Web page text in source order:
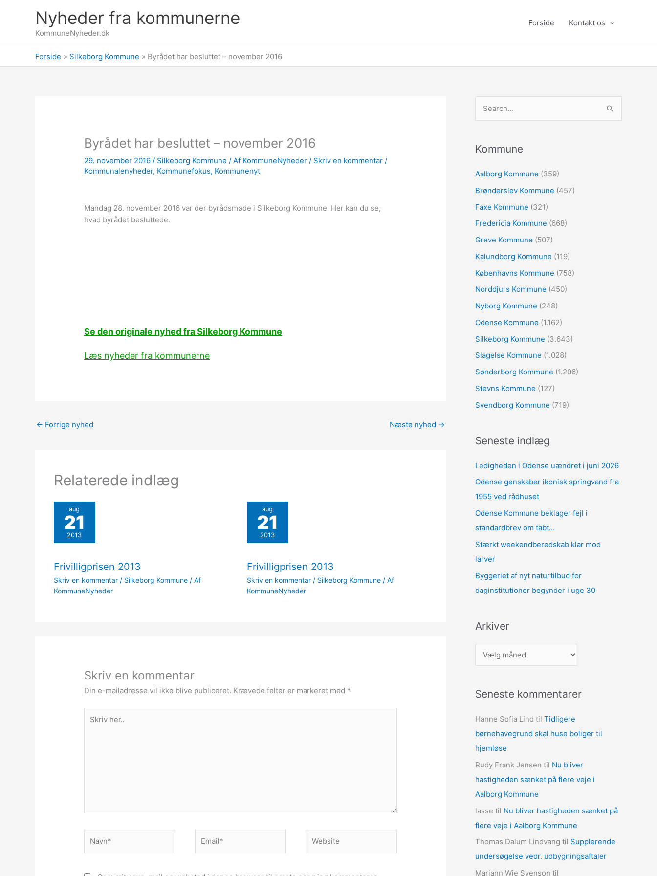
Nyheder fra kommunerne
KommuneNyheder.dk
Forside Kontakt os
Forside Silkeborg Kommune Byrådet har besluttet – november 2016
Byrådet har besluttet – november 2016
29. november 2016/ Silkeborg Kommune / Af KommuneNyheder/ Skriv en kommentar /
Kommunalenyheder, Kommunefokus, Kommunenyt
Mandag 28. november 2016 var der byrådsmøde i Silkeborg Kommune. Her kan du se,
hvad byrådet besluttede.
Se den originale nyhed fra Silkeborg Kommune
Læs nyheder fra kommunerne
← Forrige nyhed Næste nyhed →
Relaterede indlæg
aug
21
2013
Frivilligprisen 2013
Skriv en kommentar / Silkeborg Kommune/ Af
KommuneNyheder
aug
21
2013
Frivilligprisen 2013
Skriv en kommentar / Silkeborg Kommune/ Af
KommuneNyheder
Skriv en kommentar
Din e-mailadresse vil ikke blive publiceret. Krævede felter er markeret med *
her..
e
t
e
r
:
Kommune
Aalborg Kommune (359)
Brønderslev Kommune (457)
Faxe Kommune (321)
Fredericia Kommune (668)
Greve Kommune (507)
Kalundborg Kommune (119)
Københavns Kommune (758)
Norddjurs Kommune (450)
Nyborg Kommune (248)
Odense Kommune (1.162)
Silkeborg Kommune (3.643)
Slagelse Kommune (1.028)
Sønderborg Kommune (1.206)
Stevns Kommune (127)
Svendborg Kommune (719)
Seneste indlæg
Ledigheden i Odense uændret i juni 2026
Odense genskaber ikonisk springvand fra
1955 ved rådhuset
Odense Kommune beklager fejl i
standardbrev om tabt…
Stærkt weekendberedskab klar mod
larver
Byggeriet af nyt naturtilbud for
daginstitutioner begynder i uge 30
Arkiver
r
i
e
r
Seneste kommentarer
Hanne Sofia Lind til Tidligere
børnehavegrund skal huse boliger til
hjemløse
Rudy Frank Jensen til Nu bliver
hastigheden sænket på flere veje i
Aalborg Kommune
lasse til Nu bliver hastigheden sænket på
flere veje i Aalborg Kommune
Thomas Dalum Lindvang til Supplerende
undersøgelse vedr. udbygningsaftaler
Mariann Wie Svenson til